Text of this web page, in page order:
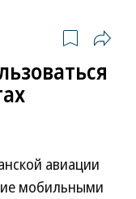
авиации
мобильными